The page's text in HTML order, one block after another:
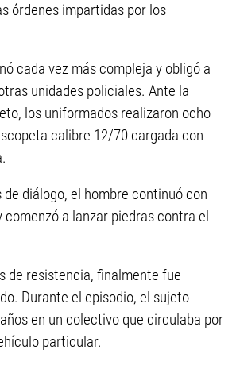
órdenes impartidas por los
cada vez más compleja y obligó a
unidades policiales. Ante la
los uniformados realizaron ocho
calibre 12/70 cargada con
diálogo, el hombre continuó con
a lanzar piedras contra el
de resistencia, finalmente fue
Durante el episodio, el sujeto
en un colectivo que circulaba por
particular.